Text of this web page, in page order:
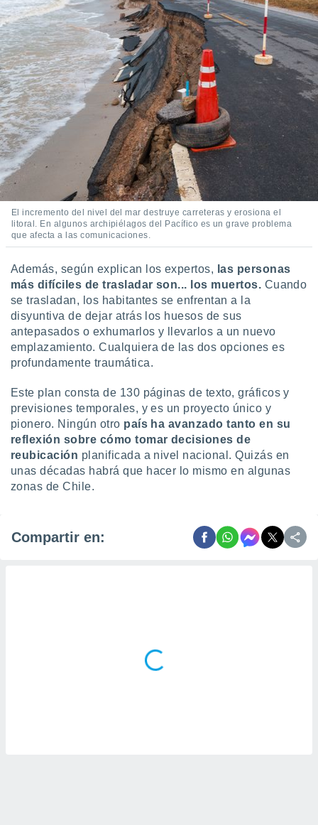
El incremento del nivel del mar destruye carreteras y erosiona el
litoral. En algunos archipiélagos del Pacífico es un grave problema
que afecta a las comunicaciones.
Además, según explican los expertos, las personas
más difíciles de trasladar son... los muertos. Cuando
se trasladan, los habitantes se enfrentan a la
disyuntiva de dejar atrás los huesos de sus
antepasados o exhumarlos y llevarlos a un nuevo
emplazamiento. Cualquiera de las dos opciones es
profundamente traumática.
Este plan consta de 130 páginas de texto, gráficos y
previsiones temporales, y es un proyecto único y
pionero. Ningún otro país ha avanzado tanto en su
reflexión sobre cómo tomar decisiones de
reubicación planificada a nivel nacional. Quizás en
unas décadas habrá que hacer lo mismo en algunas
zonas de Chile.
Compartir en: